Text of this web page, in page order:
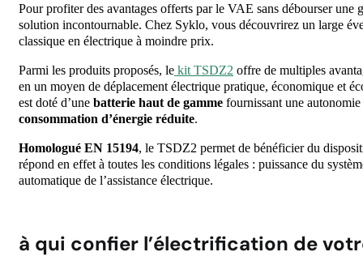
Pour profiter des avantages offerts par le VAE sans débourser
solution incontournable. Chez Syklo, vous découvrirez un large
classique en électrique à moindre prix.
Parmi les produits proposés, le kit TSDZ2 offre de multiples
en un moyen de déplacement électrique pratique, économique et
est doté d’une batterie haut de gamme fournissant une
consommation d’énergie réduite.
Homologué EN 15194, le TSDZ2 permet de bénéficier du
répond en effet à toutes les conditions légales : puissance du
automatique de l’assistance électrique.
à qui confier l’électrification de